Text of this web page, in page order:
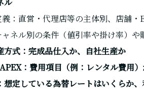
：直営・代理店等の主体別、店舗・
ネル別の条件（値引率や掛け率）や
式：完成品仕入か、自社生産か
：費用項目（例：レンタル費用
定している為替レートはいくらか